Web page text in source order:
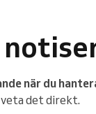
när du
veta det direkt.